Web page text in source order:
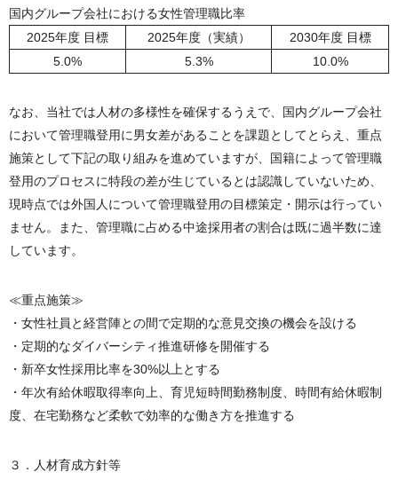
国内グループ会社における女性管理職比率
2025年度 目標
2025年度（実績）
2030年度 目標
5.0%
5.3% 10.0%
なお、当社では人材の多様性を確保するうえで、国内グループ会社
において管理職登用に男女差があることを課題としてとらえ、重点
施策として下記の取り組みを進めていますが、国籍によって管理職
登用のプロセスに特段の差が生じているとは認識していないため、
現時点では外国人について管理職登用の目標策定・開示は行ってい
ません。また、管理職に占める中途採用者の割合は既に過半数に達
しています。
≪重点施策≫
・女性社員と経営陣との間で定期的な意見交換の機会を設ける
・定期的なダイバーシティ推進研修を開催する
・新卒女性採用比率を30%以上とする
・年次有給休暇取得率向上、育児短時間勤務制度、時間有給休暇制
度、在宅勤務など柔軟で効率的な働き方を推進する
３．人材育成方針等